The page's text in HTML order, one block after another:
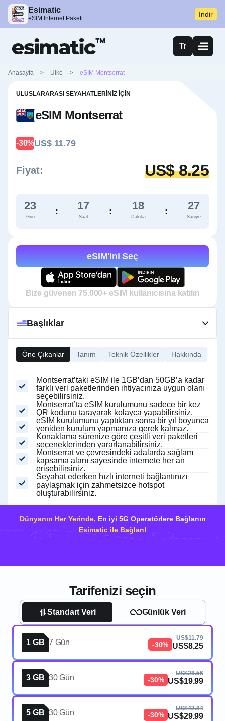
Esimatic
eSIM İnternet Paketi İndir
Tr
Anasayfa > Ulke > eSIM Montserrat
ULUSLARARASI SEYAHATLERINIZ İÇIN
eSIM Montserrat
-30%US$ 11.79
Fiyat: US$ 8.25
23
Gün
: 17
Saat
: 18
Dakika
: 26
Saniye
eSIM'ini Seç
Bize güvenen 75.000+ eSIM kullanıcısına katılın
Öne Çıkanlar Tanım Teknik Özellikler Hakkında
Montserrat’taki eSIM ile 1GB’dan 50GB’a kadar
farklı veri paketlerinden ihtiyacınıza uygun olanı
seçebilirsiniz.
Montserrat’ta eSIM kurulumunu sadece bir kez
QR kodunu tarayarak kolayca yapabilirsiniz.
eSIM kurulumunu yaptıktan sonra bir yıl boyunca
yeniden kurulum yapmanıza gerek kalmaz.
Konaklama sürenize göre çeşitli veri paketleri
seçeneklerinden yararlanabilirsiniz.
Montserrat ve çevresindeki adalarda sağlam
kapsama alanı sayesinde internete her an
erişebilirsiniz.
Seyahat ederken hızlı interneti bağlantınızı
paylaşmak için zahmetsizce hotspot
oluşturabilirsiniz.
Başlıklar
Dünyanın Her Yerinde, En iyi 5G Operatörlere Bağlanın
Esimatic ile Bağlan!
Tarifenizi seçin
Standart Veri Günlük Veri
1 GB 7 Gün -30%
US$11.79
US$8.25
3 GB 30 Gün -30%
US$28.56
US$19.99
5 GB 30 Gün -30%
US$42.84
US$29.99